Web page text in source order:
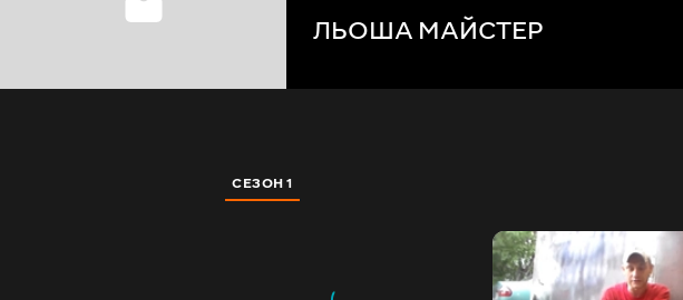
ЛЬОША МАЙСТЕР
СЕЗОН 1